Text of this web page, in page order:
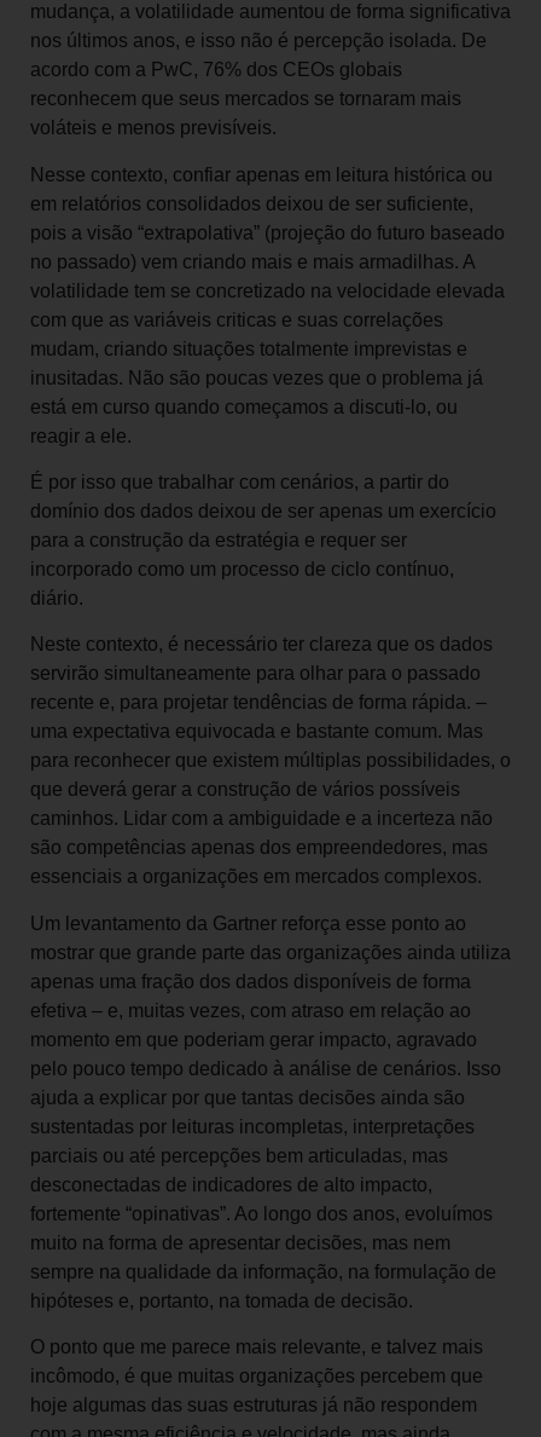
mudança, a volatilidade aumentou de forma significativa
nos últimos anos, e isso não é percepção isolada. De
acordo com a PwC, 76% dos CEOs globais
reconhecem que seus mercados se tornaram mais
voláteis e menos previsíveis.
Nesse contexto, confiar apenas em leitura histórica ou
em relatórios consolidados deixou de ser suficiente,
pois a visão “extrapolativa” (projeção do futuro baseado
no passado) vem criando mais e mais armadilhas. A
volatilidade tem se concretizado na velocidade elevada
com que as variáveis criticas e suas correlações
mudam, criando situações totalmente imprevistas e
inusitadas. Não são poucas vezes que o problema já
está em curso quando começamos a discuti-lo, ou
reagir a ele.
É por isso que trabalhar com cenários, a partir do
domínio dos dados deixou de ser apenas um exercício
para a construção da estratégia e requer ser
incorporado como um processo de ciclo contínuo,
diário.
Neste contexto, é necessário ter clareza que os dados
servirão simultaneamente para olhar para o passado
recente e, para projetar tendências de forma rápida. –
uma expectativa equivocada e bastante comum. Mas
para reconhecer que existem múltiplas possibilidades, o
que deverá gerar a construção de vários possíveis
caminhos. Lidar com a ambiguidade e a incerteza não
são competências apenas dos empreendedores, mas
essenciais a organizações em mercados complexos.
Um levantamento da Gartner reforça esse ponto ao
mostrar que grande parte das organizações ainda utiliza
apenas uma fração dos dados disponíveis de forma
efetiva – e, muitas vezes, com atraso em relação ao
momento em que poderiam gerar impacto, agravado
pelo pouco tempo dedicado à análise de cenários. Isso
ajuda a explicar por que tantas decisões ainda são
sustentadas por leituras incompletas, interpretações
parciais ou até percepções bem articuladas, mas
desconectadas de indicadores de alto impacto,
fortemente “opinativas”. Ao longo dos anos, evoluímos
muito na forma de apresentar decisões, mas nem
sempre na qualidade da informação, na formulação de
hipóteses e, portanto, na tomada de decisão.
O ponto que me parece mais relevante, e talvez mais
incômodo, é que muitas organizações percebem que
hoje algumas das suas estruturas já não respondem